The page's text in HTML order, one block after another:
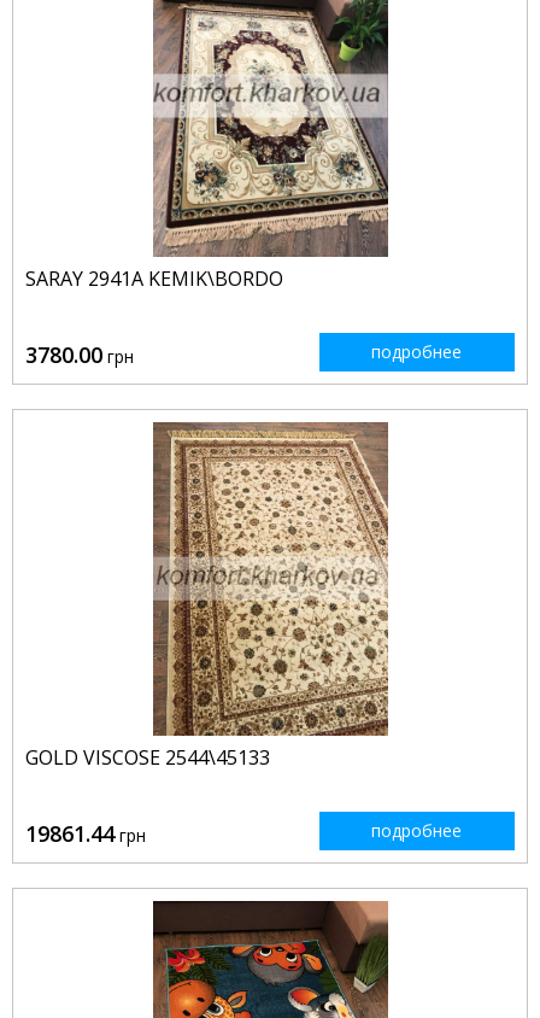
SARAY 2941A KEMIK\BORDO
3780.00 грн подробнее
GOLD VISCOSE 2544\45133
19861.44грн подробнее